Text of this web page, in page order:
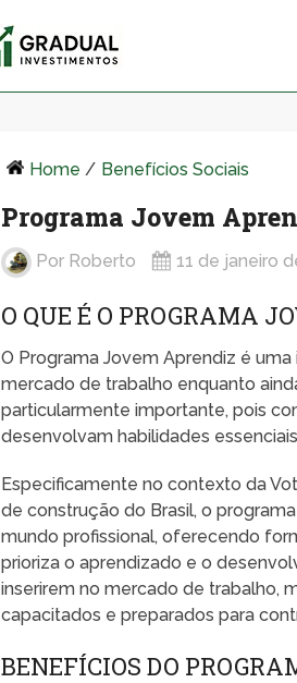
Home / Benefícios Sociais
Programa Jovem
Por Roberto 11 de janeiro
O QUE É O PROGRAMA
O Programa Jovem Aprendiz é
mercado de trabalho enquanto
particularmente importante, pois
desenvolvam habilidades
Especificamente no contexto da
de construção do Brasil, o
mundo profissional, oferecendo
prioriza o aprendizado e o
inserirem no mercado de trabalho,
capacitados e preparados para
BENEFÍCIOS DO